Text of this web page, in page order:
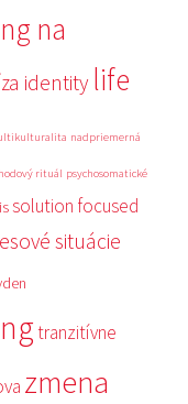
na
identity life
nadpriemerná
rituál psychosomatické
solution focused
situácie
tranzitívne
zmena